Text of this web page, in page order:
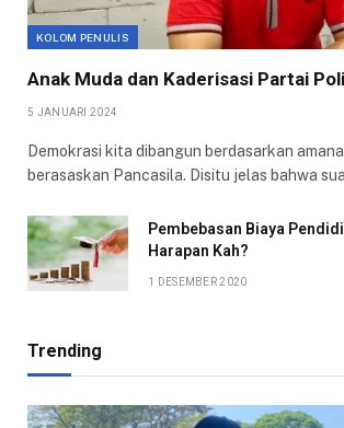
KOLOM PENULIS
Anak Muda dan Kaderisasi Partai
5 JANUARI 2024
Demokrasi kita dibangun berdasarkan
berasaskan Pancasila. Disitu jelas bahwa
Pembebasan Biaya
Harapan Kah?
1 DESEMBER 2020
Trending